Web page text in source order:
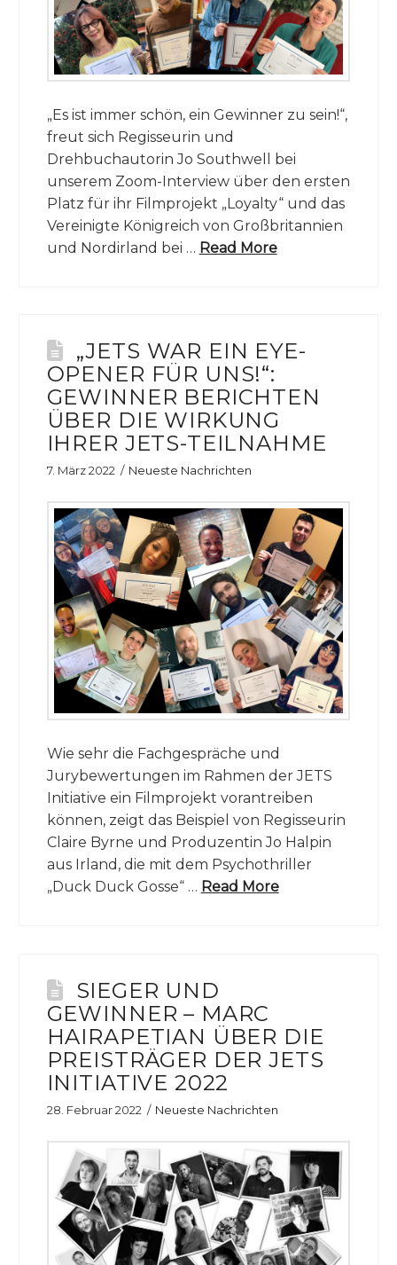
„Es ist immer schön, ein Gewinner zu sein!“,
freut sich Regisseurin und
Drehbuchautorin Jo Southwell bei
unserem Zoom-Interview über den ersten
Platz für ihr Filmprojekt „Loyalty“ und das
Vereinigte Königreich von Großbritannien
und Nordirland bei … Read More
„JETS WAR EIN EYE-
OPENER FÜR UNS!“:
GEWINNER BERICHTEN
ÜBER DIE WIRKUNG
IHRER JETS-TEILNAHME
7. März 2022 Neueste Nachrichten
Wie sehr die Fachgespräche und
Jurybewertungen im Rahmen der JETS
Initiative ein Filmprojekt vorantreiben
können, zeigt das Beispiel von Regisseurin
Claire Byrne und Produzentin Jo Halpin
aus Irland, die mit dem Psychothriller
„Duck Duck Gosse“ … Read More
SIEGER UND
GEWINNER – MARC
HAIRAPETIAN ÜBER DIE
PREISTRÄGER DER JETS
INITIATIVE 2022
28. Februar 2022 Neueste Nachrichten